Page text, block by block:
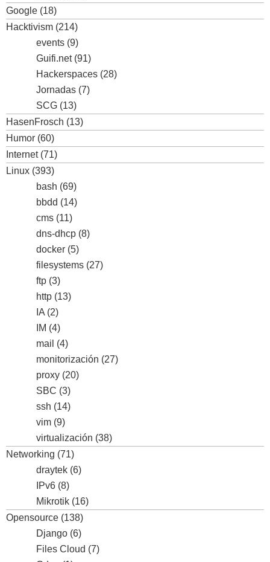
Google (18)
Hacktivism (214)
events (9)
Guifi.net(91)
Hackerspaces (28)
Jornadas (7)
SCG (13)
HasenFrosch (13)
Humor (60)
Internet(71)
Linux (393)
bash (69)
bbdd (14)
cms (11)
dns-dhcp (8)
docker (5)
filesystems (27)
ftp (3)
http (13)
IA (2)
IM (4)
mail (4)
monitorización (27)
proxy (20)
SBC (3)
ssh (14)
vim (9)
virtualización (38)
Networking (71)
draytek (6)
IPv6 (8)
Mikrotik (16)
Opensource (138)
Django (6)
Files Cloud (7)